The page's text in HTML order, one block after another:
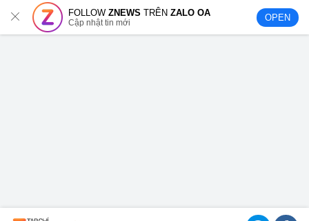
FOLLOWZNEWS TRÊNZALO OA
Cập nhật tin mới OPEN